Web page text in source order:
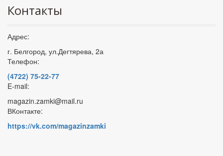
Контакты
Адрес:
г. Белгород, ул.Дегтярева, 2а
Телефон:
(4722) 75-22-77
E-mail:
magazin.zamki@mail.ru
ВКонтакте:
https://vk.com/magazinzamki